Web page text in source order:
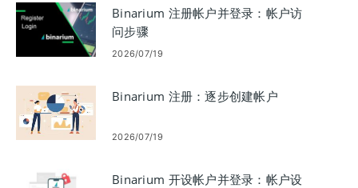
Binarium 注册帐户并登录：帐户访
问步骤
2026/07/19
Binarium 注册：逐步创建帐户
2026/07/19
Binarium 开设帐户并登录：帐户设